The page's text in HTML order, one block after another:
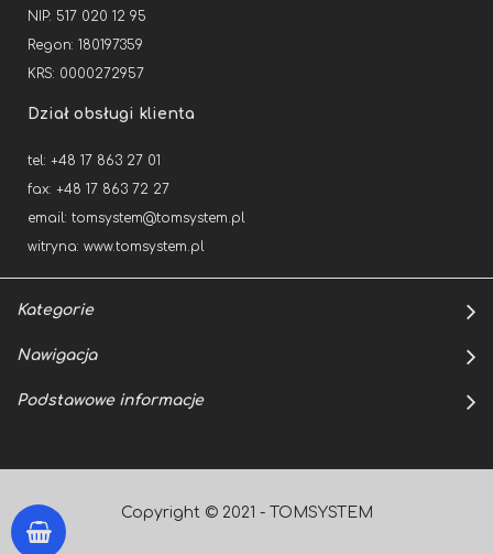
NIP: 517 020 12 95
Regon: 180197359
KRS: 0000272957
Dział obsługi klienta
tel: +48 17 863 27 01
fax: +48 17 863 72 27
email: tomsystem@tomsystem.pl
witryna: www.tomsystem.pl
Kategorie
Nawigacja
Podstawowe informacje
Copyright © 2021 - TOMSYSTEM